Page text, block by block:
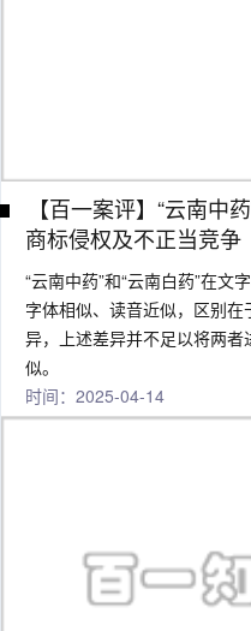
【百一案评】“云南中
商标侵权及不正当竞争
“云南中药”和“云南白药”在文
字体相似、读音近似，区别
异，上述差异并不足以将两
似。
时间：2025-04-14